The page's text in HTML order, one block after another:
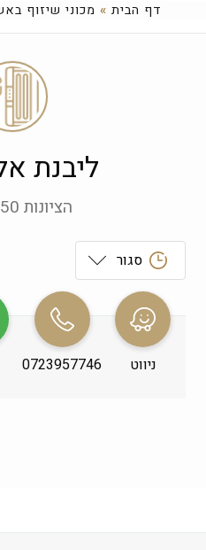
דף הבית » מכוני שיזוף
ליבנת
הציונות 50, אשדוד
סגור
ראשון
שני
09:00-19:00
שלישי
ניווט 0723957746